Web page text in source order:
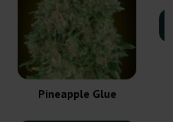
Pineapple Glue